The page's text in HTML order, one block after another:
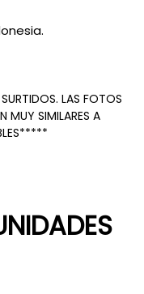
LAS FOTOS
MUY SIMILARES A